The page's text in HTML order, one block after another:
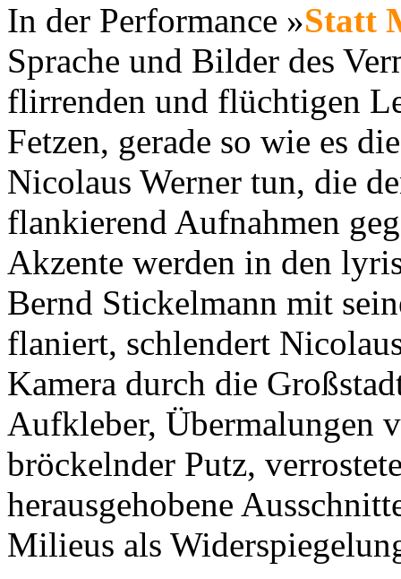
In der Performance »Statt
Sprache und Bilder des
flirrenden und flüchtigen
Fetzen, gerade so wie es
Nicolaus Werner tun, die
flankierend Aufnahmen
Akzente werden in den
Bernd Stickelmann mit
flaniert, schlendert
Kamera durch die
Aufkleber, Übermalungen
bröckelnder Putz,
herausgehobene
Milieus als